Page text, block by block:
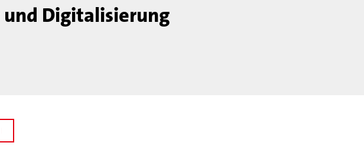
Digitalisierung